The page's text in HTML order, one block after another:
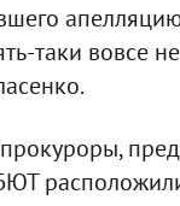
таки вовсе